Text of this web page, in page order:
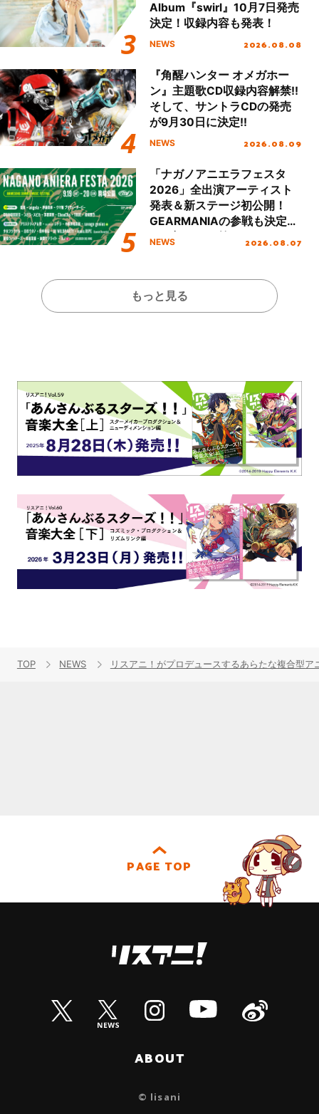
Album『swirl』10月7日発売
決定！収録内容も発表！
NEWS 2026.08.08
『角醒ハンター オメガホー
ン』主題歌CD収録内容解禁!!
そして、サントラCDの発売
が9月30日に決定!!
NEWS 2026.08.09
「ナガノアニエラフェスタ
2026」全出演アーティスト
発表＆新ステージ初公開！
GEARMANIAの参戦も決定
し、初となる第3ステージの
NEWS 2026.08.07
もっと見る
TOP NEWS リスアニ！がプロデュースするあらたな複合型
PAGE TOP
ABOUT
© lisani